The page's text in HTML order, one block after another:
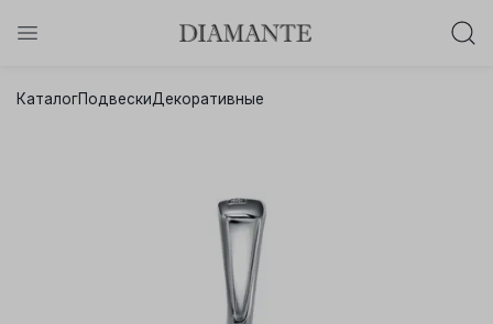
Осталось:
КаталогПодвескиДекоративные